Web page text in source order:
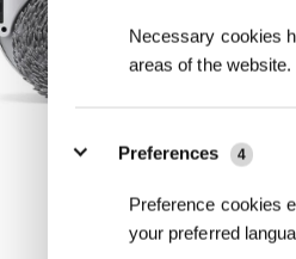
Necessary cookies
areas of the
Preferences 4
Preference cookies
your preferred